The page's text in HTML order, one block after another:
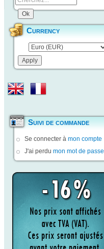
Currency
Suivi de commande
Se connecter à mon compte
J'ai perdu mon mot de passe